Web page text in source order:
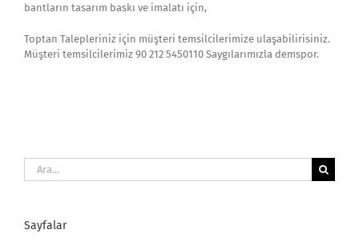
bantların tasarım baskı ve imalatı için,
Toptan Talepleriniz için müşteri temsilcilerimize ulaşabilirisiniz.
Müşteri temsilcilerimiz 90 212 5450110 Saygılarımızla demspor.
Ara:
Sayfalar